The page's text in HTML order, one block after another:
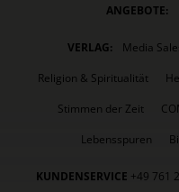
ANGEBOTE:
VERLAG:
Media
Religion & Spiritualität
Stimmen der Zeit
Lebensspuren
KUNDENSERVICE +49 761